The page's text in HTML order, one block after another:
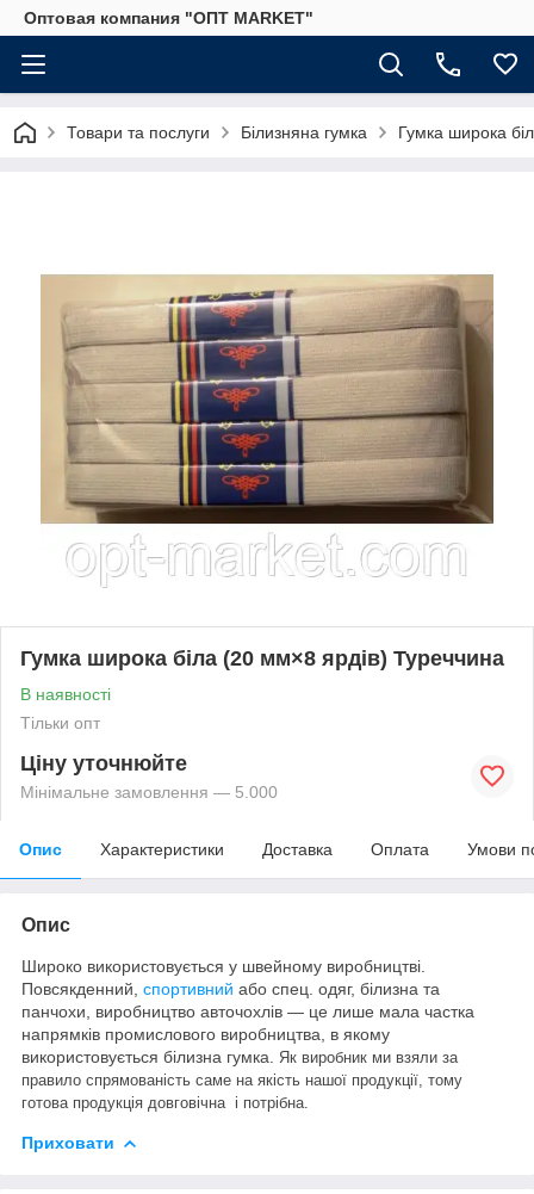
Оптовая компания "ОПТ MARKET"
Товари та послуги Білизняна гумка Гумка широка
Гумка широка біла (20 мм×8 ярдів) Туреччина
В наявності
Тільки опт
Ціну уточнюйте
Мінімальне замовлення — 5.000
Опис Характеристики Доставка Оплата Умови
Опис
Широко використовується у швейному виробництві.
Повсякденний, спортивний або спец. одяг, білизна та
панчохи, виробництво авточохлів — це лише мала частка
напрямків промислового виробництва, в якому
використовується білизна гумка.
Як виробник ми взяли за
правило спрямованість саме на якість нашої продукції, тому
готова продукція довговічна і потрібна.
Приховати